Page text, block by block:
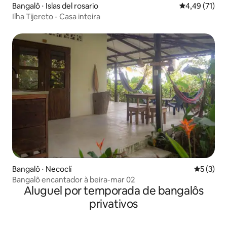
Bangalô ⋅ Islas del rosario 4,49 de uma
4,49 (71)
Ilha Tijereto - Casa inteira
Bangalô ⋅ Necoclí 5 de
5 (3)
Bangalô encantador à beira-mar 02
Aluguel por temporada de bangalôs
privativos